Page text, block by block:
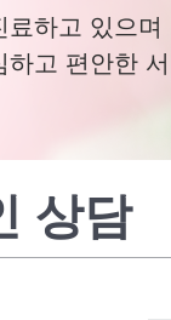
하고 있으며
고 편안한
상담